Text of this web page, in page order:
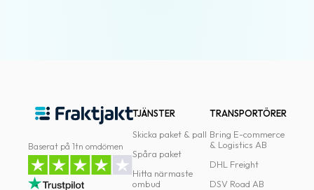
innehåll
Baserat på 1tn omdömen
TJÄNSTER
Skicka paket & pall
Spåra paket
Hitta närmaste
ombud
TRANSPORTÖRER
Bring E-commerce
& Logistics AB
DHL Freight
DSV Road AB